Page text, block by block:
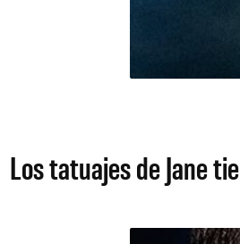
Los tatuajes de Jane